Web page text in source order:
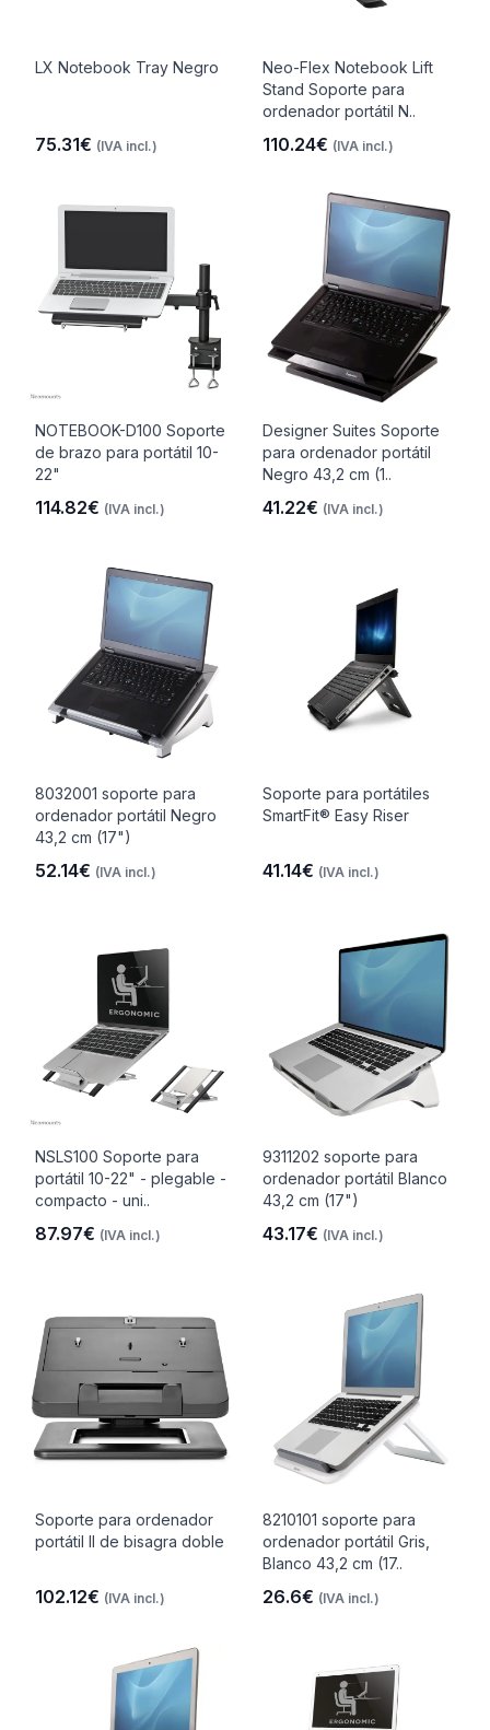
LX Notebook Tray Negro
75.31€ (IVA incl.)
Neo-Flex Notebook Lift
Stand Soporte para
ordenador portátil N..
110.24€ (IVA incl.)
NOTEBOOK-D100 Soporte
de brazo para portátil 10-
22"
114.82€ (IVA incl.)
Designer Suites Soporte
para ordenador portátil
Negro 43,2 cm (1..
41.22€ (IVA incl.)
8032001 soporte para
ordenador portátil Negro
43,2 cm (17")
52.14€ (IVA incl.)
Soporte para portátiles
SmartFit® Easy Riser
41.14€ (IVA incl.)
NSLS100 Soporte para
portátil 10-22" - plegable -
compacto - uni..
87.97€ (IVA incl.)
9311202 soporte para
ordenador portátil Blanco
43,2 cm (17")
43.17€ (IVA incl.)
Soporte para ordenador
portátil II de bisagra doble
102.12€ (IVA incl.)
8210101 soporte para
ordenador portátil Gris,
Blanco 43,2 cm (17..
26.6€ (IVA incl.)